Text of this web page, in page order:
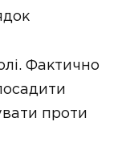
Фактично
проти